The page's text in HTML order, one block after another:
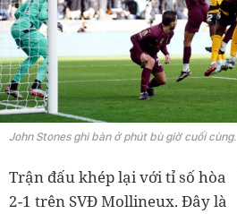
John Stones ghi bàn ở phút bù giờ cuối cùng.
Trận đấu khép lại với tỉ số hòa
2-1 trên SVĐ Mollineux. Đây là